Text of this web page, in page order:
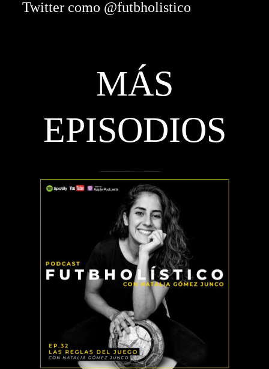
Twitter como @futbholistico
MÁS
EPISODIOS